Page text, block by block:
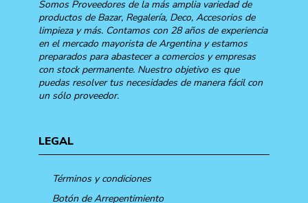
Somos Proveedores de la más amplia variedad de
productos de Bazar, Regalería, Deco, Accesorios de
limpieza y más. Contamos con 28 años de experiencia
en el mercado mayorista de Argentina y estamos
preparados para abastecer a comercios y empresas
con stock permanente. Nuestro objetivo es que
puedas resolver tus necesidades de manera fácil con
un sólo proveedor.
LEGAL
Términos y condiciones
Botón de Arrepentimiento